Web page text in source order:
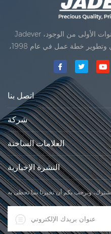
Jadever تأسست في يوليو، 1986. خلال السنوات الأولى من الوجود،
تقدمت شركتنا في الابتكار التكنولوجي وتطوير خطة عمل في عام 1998،
تلقت أول منتجاتنا موافقة من
تأسيس تقع من
اتصل بنا
شركة
العلامات الساخنة
النشرة الإخبارية